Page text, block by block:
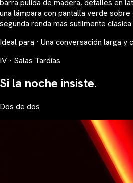
una lámpara con pantalla verde sobre
segunda ronda más sutilmente clásica
Ideal para · Una conversación larga y
IV · Salas Tardías
Si la noche insiste.
Dos de dos